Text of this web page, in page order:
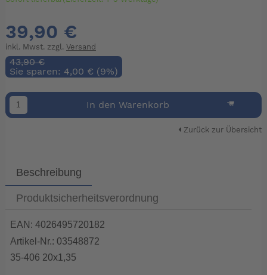
39,90 €
inkl. Mwst. zzgl. Versand
43,90 €
Sie sparen: 4,00 € (9%)
In den Warenkorb
Zurück zur Übersicht
Beschreibung
Produktsicherheitsverordnung
EAN: 4026495720182
Artikel-Nr.: 03548872
35-406 20x1,35